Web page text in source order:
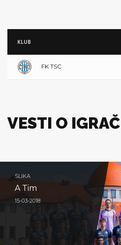
KLUB
FK TSC
VESTI O
SLIKA
A Tim
15-03-2018